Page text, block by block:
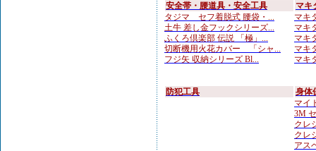
安全帯・腰道具・安全工具
タジマ セフ着脱式 腰袋・...
土牛 差し金フックシリーズ...
ふくろ倶楽部 伝説 「極」...
切断機用火花カバー 「シャ...
フジ矢 収納シリーズ Bl...
マキ
マキ
マキ
マキ
マキ
マキ
防犯工具
身体
マイ
3M
クレ
クレ
アス